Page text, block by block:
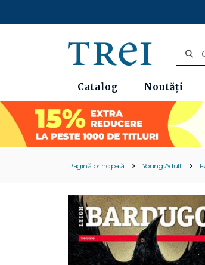
Catalog Noutăți
Pagină principală Young Adult